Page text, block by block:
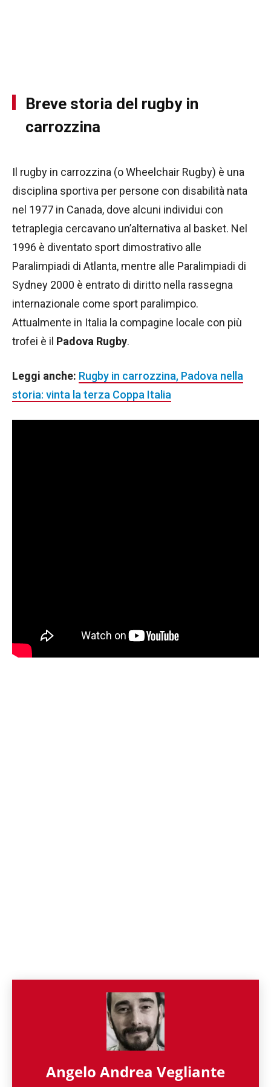
Breve storia del rugby in
carrozzina
Il rugby in carrozzina (o Wheelchair Rugby) è una
disciplina sportiva per persone con disabilità nata
nel 1977 in Canada, dove alcuni individui con
tetraplegia cercavano un’alternativa al basket. Nel
1996 è diventato sport dimostrativo alle
Paralimpiadi di Atlanta, mentre alle Paralimpiadi di
Sydney 2000 è entrato di diritto nella rassegna
internazionale come sport paralimpico.
Attualmente in Italia la compagine locale con più
trofei è il Padova Rugby.
Leggi anche: Rugby in carrozzina, Padova nella
storia: vinta la terza Coppa Italia
Angelo Andrea Vegliante